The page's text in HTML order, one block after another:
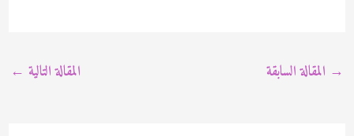
→ المقالة السابقة المقالة التالية ←